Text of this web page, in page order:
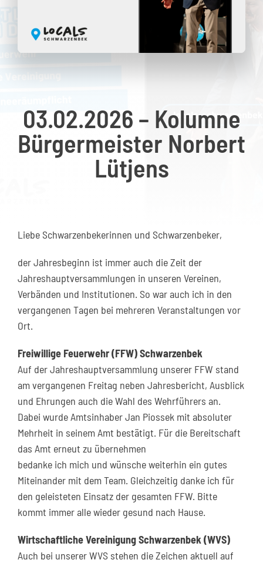
03.02.2026 – Kolumne
Bürgermeister Norbert
Lütjens
Liebe Schwarzenbekerinnen und Schwarzenbeker,
der Jahresbeginn ist immer auch die Zeit der
Jahreshauptversammlungen in unseren Vereinen,
Verbänden und Institutionen. So war auch ich in den
vergangenen Tagen bei mehreren Veranstaltungen vor
Ort.
Freiwillige Feuerwehr (FFW) Schwarzenbek
Auf der Jahreshauptversammlung unserer FFW stand
am vergangenen Freitag neben Jahresbericht, Ausblick
und Ehrungen auch die Wahl des Wehrführers an.
Dabei wurde Amtsinhaber Jan Piossek mit absoluter
Mehrheit in seinem Amt bestätigt. Für die Bereitschaft
das Amt erneut zu übernehmen
bedanke ich mich und wünsche weiterhin ein gutes
Miteinander mit dem Team. Gleichzeitig danke ich für
den geleisteten Einsatz der gesamten FFW. Bitte
kommt immer alle wieder gesund nach Hause.
Wirtschaftliche Vereinigung Schwarzenbek (WVS)
Auch bei unserer WVS stehen die Zeichen aktuell auf